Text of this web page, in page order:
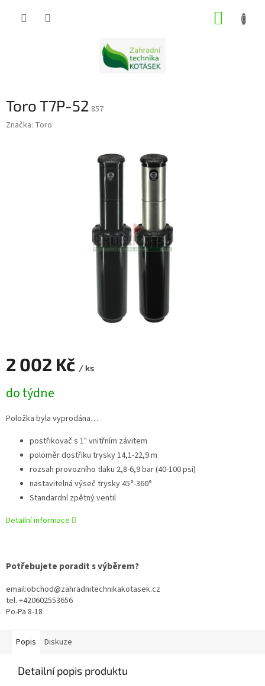
Toro T7P-52 857
Značka: Toro
2 002 Kč / ks
cena:
do týdne
Položka byla vyprodána…
postřikovač s 1" vnitřním závitem
poloměr dostřiku trysky 14,1-22,9 m
rozsah provozního tlaku 2,8-6,9 bar (40-100 psi)
nastavitelná výseč trysky 45°-360°
Standardní zpětný ventil
Detailní informace
Potřebujete poradit s výběrem?
email:obchod@zahradnitechnikakotasek.cz
tel. +420602553656
Po-Pa 8-18
Popis Diskuze
Detailní popis produktu